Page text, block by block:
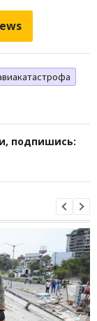
подпишись: